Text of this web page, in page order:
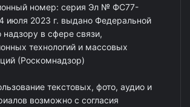
номер: серия Эл № ФС77-
июля 2023 г. выдано Федеральной
в сфере связи,
технологий и массовых
(Роскомнадзор)
текстовых, фото, аудио и
возможно с согласия